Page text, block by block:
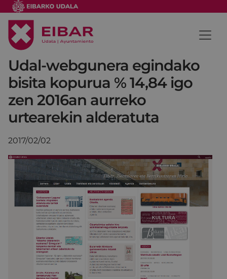
Udal-webgunera egindako
bisita kopurua % 14,84 igo
zen 2016an aurreko
urtearekin alderatuta
2017/02/02